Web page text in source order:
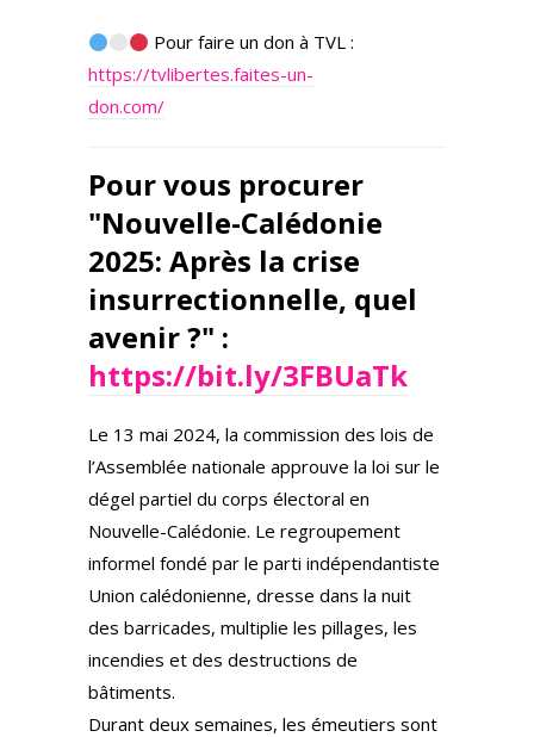
itt
er
Pour faire un don à TVL :
https://tvlibertes.faites-un-
don.com/
Pour vous procurer
"Nouvelle-Calédonie
2025: Après la crise
insurrectionnelle, quel
avenir ?" :
https://bit.ly/3FBUaTk
Le 13 mai 2024, la commission des lois de
l’Assemblée nationale approuve la loi sur le
dégel partiel du corps électoral en
Nouvelle-Calédonie. Le regroupement
informel fondé par le parti indépendantiste
Union calédonienne, dresse dans la nuit
des barricades, multiplie les pillages, les
incendies et des destructions de
bâtiments.
Durant deux semaines, les émeutiers sont